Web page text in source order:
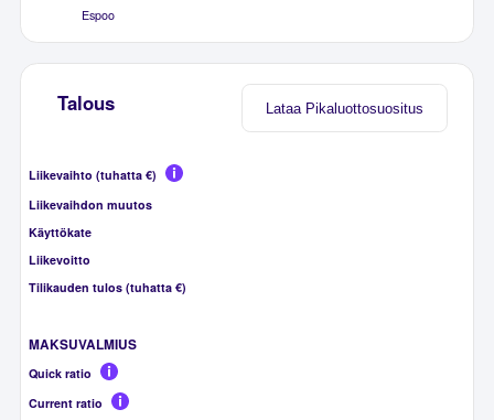
Espoo
Lataa Pikaluottosuositus
Talous
Liikevaihto (tuhatta €)
Liikevaihdon muutos
Käyttökate
Liikevoitto
Tilikauden tulos (tuhatta €)
MAKSUVALMIUS
Quick ratio
Current ratio